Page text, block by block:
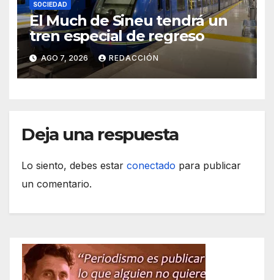
SOCIEDAD
El Much de Sineu tendrá un
tren especial de regreso
AGO 7, 2026 REDACCIÓN
Deja una respuesta
Lo siento, debes estar conectado para publicar
un comentario.